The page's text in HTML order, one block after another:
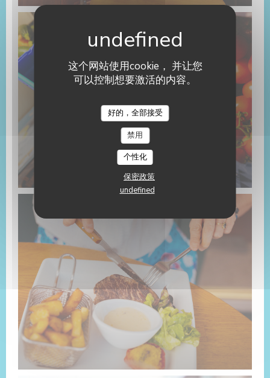
这个网站使用cookie， 并让您
可以控制想要激活的内容。
好的，全部接受
禁用
个性化
保密政策
undefined